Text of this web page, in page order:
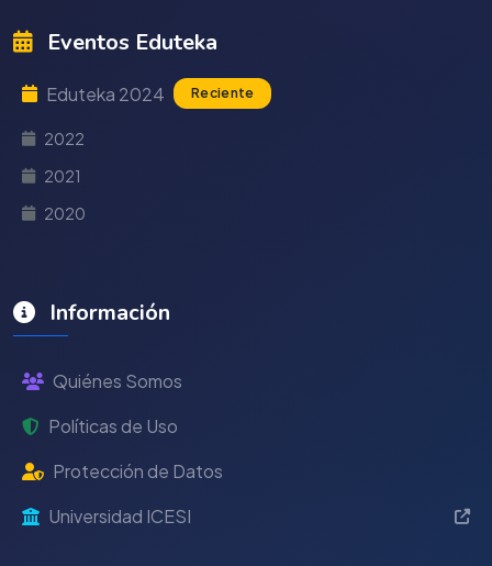
Eventos Eduteka
Eduteka 2024 Reciente
2022
2021
2020
Información
Quiénes Somos
Políticas de Uso
Protección de Datos
Universidad ICESI